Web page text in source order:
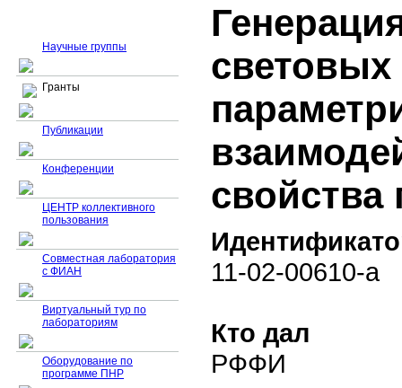
Научные группы
Гранты
Публикации
Конференции
ЦЕНТР коллективного
пользования
Совместная лаборатория
с ФИАН
Виртуальный тур по
лабораториям
Оборудование по
программе ПНР
свойства
11-02-00610-а
Кто дал
РФФИ